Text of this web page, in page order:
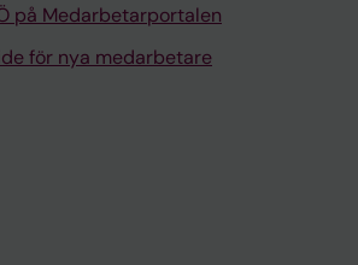
på Medarbetarportalen
för nya medarbetare